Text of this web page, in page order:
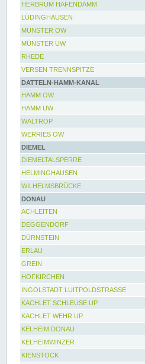
HERBRUM HAFENDAMM
LÜDINGHAUSEN
MÜNSTER OW
MÜNSTER UW
RHEDE
VERSEN TRENNSPITZE
DATTELN-HAMM-KANAL
HAMM OW
HAMM UW
WALTROP
WERRIES OW
DIEMEL
DIEMELTALSPERRE
HELMINGHAUSEN
WILHELMSBRÜCKE
DONAU
ACHLEITEN
DEGGENDORF
DÜRNSTEIN
ERLAU
GREIN
HOFKIRCHEN
INGOLSTADT LUITPOLDSTRASSE
KACHLET SCHLEUSE UP
KACHLET WEHR UP
KELHEIM DONAU
KELHEIMWINZER
KIENSTOCK